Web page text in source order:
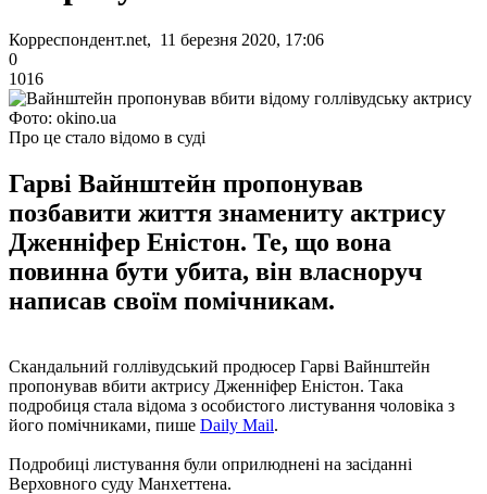
Корреспондент.net, 11 березня 2020, 17:06
0
1016
Фото: okino.ua
Про це стало відомо в суді
Гарві Вайнштейн пропонував
позбавити життя знамениту актрису
Дженніфер Еністон. Те, що вона
повинна бути убита, він власноруч
написав своїм помічникам.
Скандальний голлівудський продюсер Гарві Вайнштейн
пропонував вбити актрису Дженніфер Еністон. Така
подробиця стала відома з особистого листування чоловіка з
його помічниками, пише Daily Mail.
Подробиці листування були оприлюднені на засіданні
Верховного суду Манхеттена.